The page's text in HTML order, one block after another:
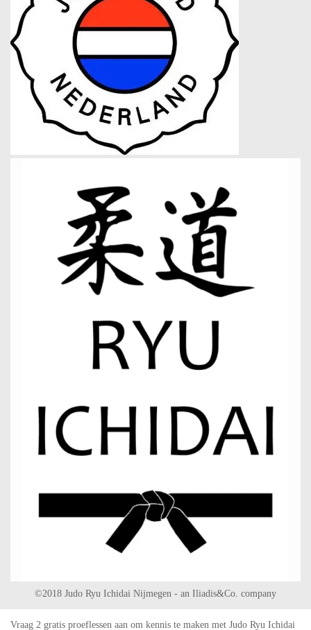
©2018 Judo Ryu Ichidai Nijmegen - an Iliadis&Co. company
Vraag 2 gratis proeflessen aan om kennis te maken met Judo Ryu Ichidai